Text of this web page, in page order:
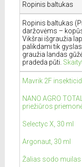
Ropinis baltukas
Ropinis baltukas
daržovėms –
Vikšrai išgraužia
palikdami tik
graužia landas
pradeda pūti.
Mavrik 2F
NANO AGRO
priežiūros
Selectyc X, 30 ml
Argonaut, 30 ml
Žalias sodo muilas